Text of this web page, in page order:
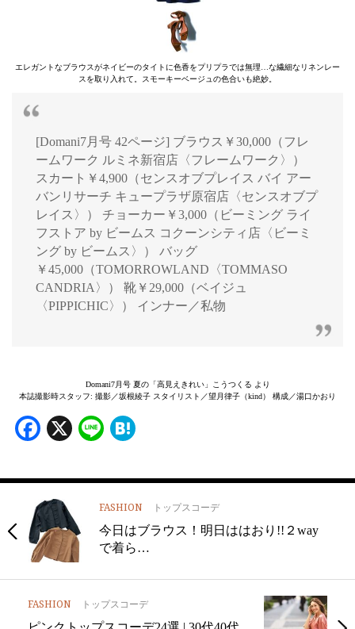
エレガントなブラウスがネイビーのタイトに色香をプリプラでは無理…な繊細なリネンレー
スを取り入れて。スモーキーベージュの色合いも絶妙。
[Domani7月号 42ページ] ブラウス￥30,000（フレ
ームワーク ルミネ新宿店〈フレームワーク〉）
スカート￥4,900（センスオブプレイス バイ アー
バンリサーチ キュープラザ原宿店〈センスオブプ
レイス〉） チョーカー￥3,000（ビーミング ライ
フストア by ビームス コクーンシティ店〈ビーミ
ング by ビームス〉） バッグ
￥45,000（TOMORROWLAND〈TOMMASO
CANDRIA〉） 靴￥29,000（ベイジュ
〈PIPPICHIC〉） インナー／私物
Domani7月号 夏の「高見えきれい」こうつくる より
本誌撮影時スタッフ: 撮影／坂根綾子 スタイリスト／望月律子（kind） 構成／湯口かおり
Facebook
X Line
FASHION トップスコーデ
今日はブラウス！明日ははおり!!２way
で着ら…
FASHION トップスコーデ